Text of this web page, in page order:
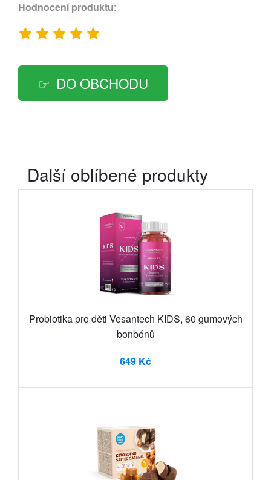
Hodnocení produktu:
DO OBCHODU
Další oblíbené produkty
Probiotika pro děti Vesantech KIDS, 60 gumových
bonbónů
649 Kč